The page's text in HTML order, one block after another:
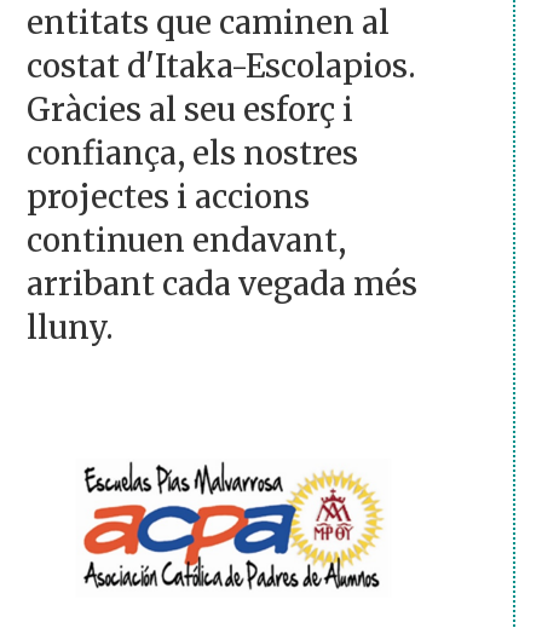
entitats que caminen al
costat d'Itaka-Escolapios.
Gràcies al seu esforç i
confiança, els nostres
projectes i accions
continuen endavant,
arribant cada vegada més
lluny.